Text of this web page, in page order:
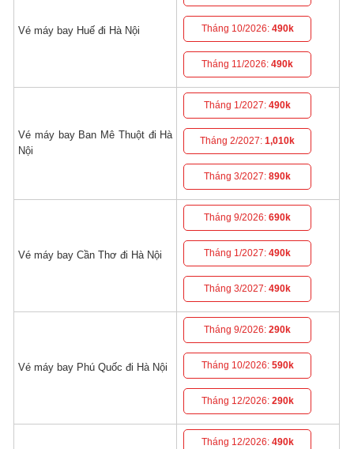
Vé máy bay Huế đi Hà Nội Tháng 10/2026: 490k
Tháng 11/2026:490k
Vé máy bay Ban Mê Thuột đi Hà
Nội
Tháng 1/2027:490k
Tháng 2/2027:1,010k
Tháng 3/2027:890k
Vé máy bay Cần Thơ đi Hà Nội
Tháng 9/2026:690k
Tháng 1/2027:490k
Tháng 3/2027:490k
Vé máy bay Phú Quốc đi Hà Nội
Tháng 9/2026:290k
Tháng 10/2026: 590k
Tháng 12/2026: 290k
Tháng 12/2026: 490k